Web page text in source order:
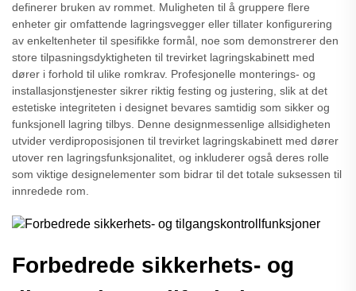
definerer bruken av rommet. Muligheten til å gruppere flere
enheter gir omfattende lagringsvegger eller tillater konfigurering
av enkeltenheter til spesifikke formål, noe som demonstrerer den
store tilpasningsdyktigheten til trevirket lagringskabinett med
dører i forhold til ulike romkrav. Profesjonelle monterings- og
installasjonstjenester sikrer riktig festing og justering, slik at det
estetiske integriteten i designet bevares samtidig som sikker og
funksjonell lagring tilbys. Denne designmessenlige allsidigheten
utvider verdiproposisjonen til trevirket lagringskabinett med dører
utover ren lagringsfunksjonalitet, og inkluderer også deres rolle
som viktige designelementer som bidrar til det totale suksessen til
innredede rom.
Forbedrede sikkerhets- og